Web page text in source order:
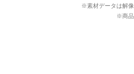
※素材データは解像
※商品